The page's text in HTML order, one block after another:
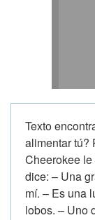
Texto
alimentar tú?
Cheerokee
dice: – Una
mí. – Es una
lobos. – Uno